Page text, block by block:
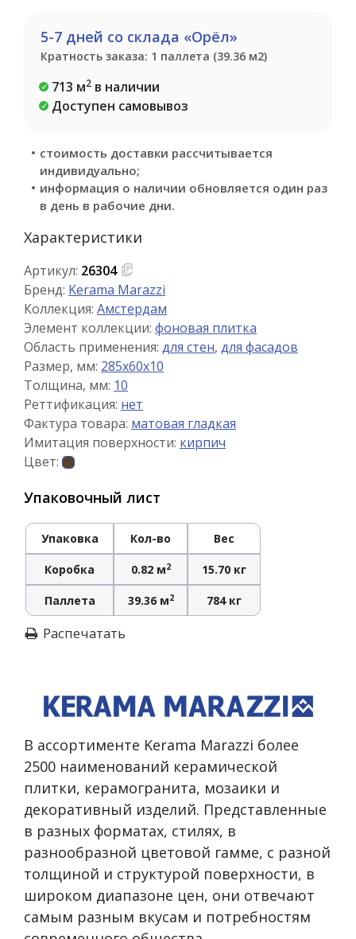
5-7 дней со склада «Орёл»
Кратность заказа: 1 паллета (39.36 м2)
713 м2 в наличии
Доступен самовывоз
стоимость доставки рассчитывается
индивидуально;
информация о наличии обновляется один раз
в день в рабочие дни.
Характеристики
Артикул: 26304
Бренд: Kerama Marazzi
Коллекция: Амстердам
Элемент коллекции: фоновая плитка
Область применения: для стен, для фасадов
Размер, мм: 285x60x10
Толщина, мм: 10
Реттификация: нет
Фактура товара: матовая гладкая
Имитация поверхности: кирпич
Цвет:
Упаковочный лист
Упаковка Кол-во Вес
Коробка 0.82 м2 15.70 кг
Паллета 39.36 м2 784 кг
Распечатать
В ассортименте Kerama Marazzi более
2500 наименований керамической
плитки, керамогранита, мозаики и
декоративный изделий. Представленные
в разных форматах, стилях, в
разнообразной цветовой гамме, с разной
толщиной и структурой поверхности, в
широком диапазоне цен, они отвечают
самым разным вкусам и потребностям